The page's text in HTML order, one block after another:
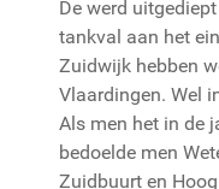
De werd
tankval aan het
Zuidwijk hebben
Vlaardingen. Wel
Als men het in de
bedoelde men
Zuidbuurt en